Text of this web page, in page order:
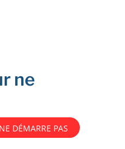
ne
DÉMARRE PAS